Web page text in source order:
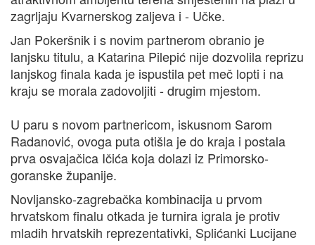
zagrljaju Kvarnerskog zaljeva i - Učke.
Jan Pokeršnik i s novim partnerom obranio je
lanjsku titulu, a Katarina Pilepić nije dozvolila reprizu
lanjskog finala kada je ispustila pet meč lopti i na
kraju se morala zadovoljiti - drugim mjestom.
U paru s novom partnericom, iskusnom Sarom
Radanović, ovoga puta otišla je do kraja i postala
prva osvajačica Ičića koja dolazi iz Primorsko-
goranske županije.
Novljansko-zagrebačka kombinacija u prvom
hrvatskom finalu otkada je turnira igrala je protiv
mladih hrvatskih reprezentativki, Splićanki Lucijane